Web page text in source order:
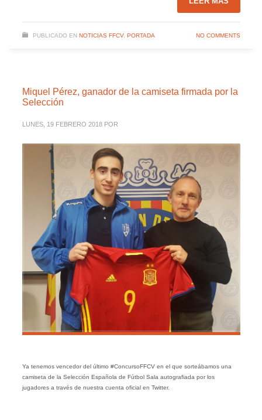
PUBLICADO EN NOTICIAS FFCV, PORTADA NO COMMENTS
Miquel Pérez, ganador de la camiseta firmada por la
Selección
LUNES, 19 FEBRERO 2018 POR
Ya tenemos vencedor del último #ConcursoFFCV en el que sorteábamos una
camiseta de la Selección Española de Fútbol Sala autografiada por los
jugadores a través de nuestra cuenta oficial en Twitter.